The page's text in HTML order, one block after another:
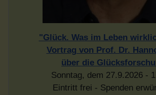
"Glück. Was im Leben
Vortrag von Prof. Dr.
über die
Sonntag, dem 27.9.2026 -
Eintritt frei - Spenden